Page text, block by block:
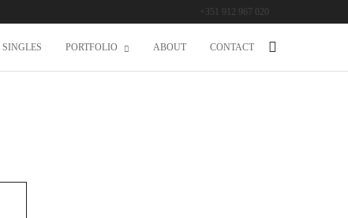
+351 912 967 020
SINGLES PORTFOLIO ABOUT CONTACT